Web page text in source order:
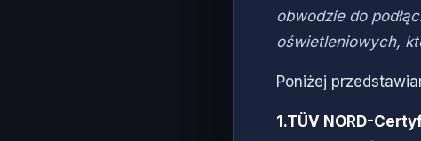
obwodzie do
oświetleniowych,
Poniżej
1.TÜV NORD-